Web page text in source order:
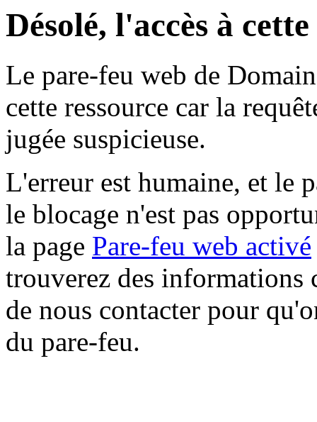
Désolé, l'accès à
Le pare-feu web de
cette ressource car la
jugée suspicieuse.
L'erreur est humaine, et le
le blocage n'est pas
la page Pare-feu web activé
trouverez des informations
de nous contacter pour
du pare-feu.